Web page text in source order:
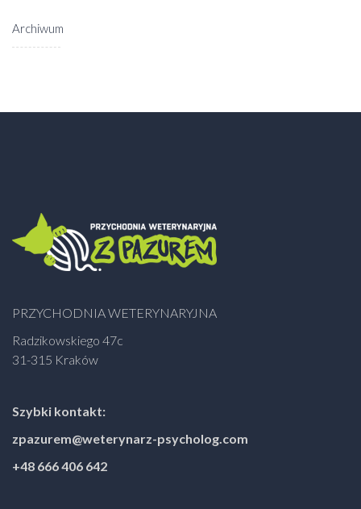
Archiwum
PRZYCHODNIA WETERYNARYJNA
Radzikowskiego 47c
31-315 Kraków
Szybki kontakt:
zpazurem@weterynarz-psycholog.com
+48 666 406 642